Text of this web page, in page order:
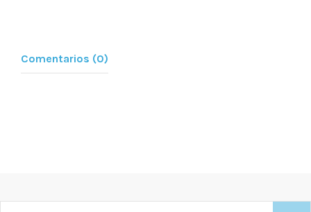
Comentarios (0)